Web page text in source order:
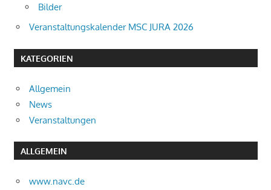
Bilder
Veranstaltungskalender MSC JURA 2026
KATEGORIEN
Allgemein
News
Veranstaltungen
ALLGEMEIN
www.navc.de